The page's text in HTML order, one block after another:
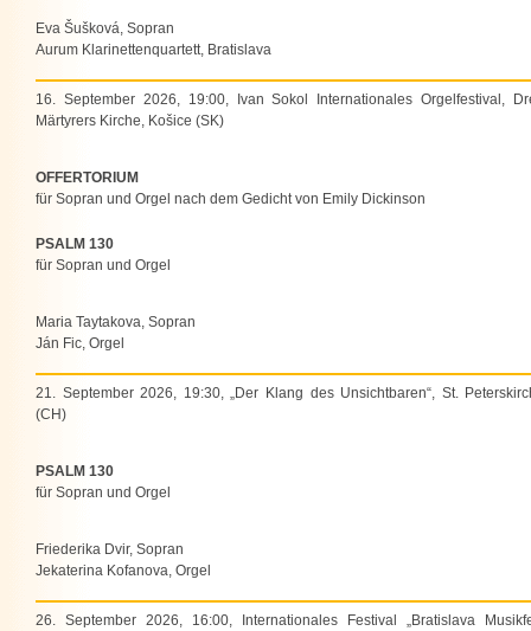
Eva Šušková, Sopran
Aurum Klarinettenquartett, Bratislava
16. September 2026, 19:00, Ivan Sokol Internationales Orgelfestival,
Märtyrers Kirche, Košice (SK)
OFFERTORIUM
für Sopran und Orgel nach dem Gedicht von Emily Dickinson
PSALM 130
für Sopran und Orgel
Maria Taytakova, Sopran
Ján Fic, Orgel
21. September 2026, 19:30, „Der Klang des Unsichtbaren“, St.
(CH)
PSALM 130
für Sopran und Orgel
Friederika Dvir, Sopran
Jekaterina Kofanova, Orgel
26. September 2026, 16:00, Internationales Festival „Bratislava